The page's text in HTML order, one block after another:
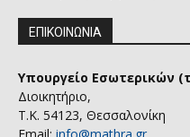
ΕΠΙΚΟΙΝΩΝΙΑ
Υπουργείο Εσωτερικών
Διοικητήριο,
Τ.Κ. 54123, Θεσσαλονίκη